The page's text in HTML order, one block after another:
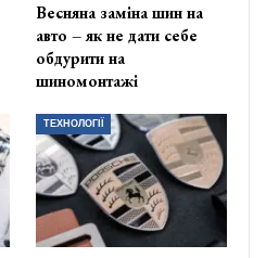
Весняна заміна шин на
авто – як не дати себе
обдурити на
шиномонтажі
ТЕХНОЛОГІЇ